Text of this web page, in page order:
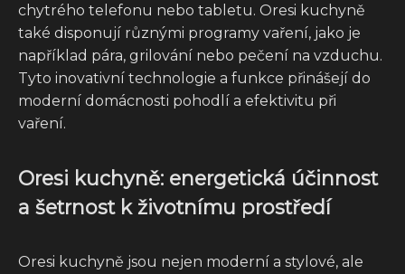
chytrého telefonu nebo tabletu. Oresi kuchyně
také disponují různými programy vaření, jako je
například pára, grilování nebo pečení na vzduchu.
Tyto inovativní technologie a funkce přinášejí do
moderní domácnosti pohodlí a efektivitu při
vaření.
Oresi kuchyně: energetická účinnost
a šetrnost k životnímu prostředí
Oresi kuchyně jsou nejen moderní a stylové, ale